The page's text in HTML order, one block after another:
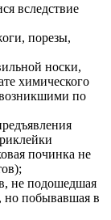
вследствие
порезы,
носки,
химического
по
починка не
не подошедшая
но побывавшая в